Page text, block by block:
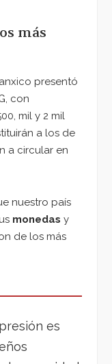
más
presentó
con
mil y 2 mil
a los de
a circular en
nuestro país
monedas y
de los más
es